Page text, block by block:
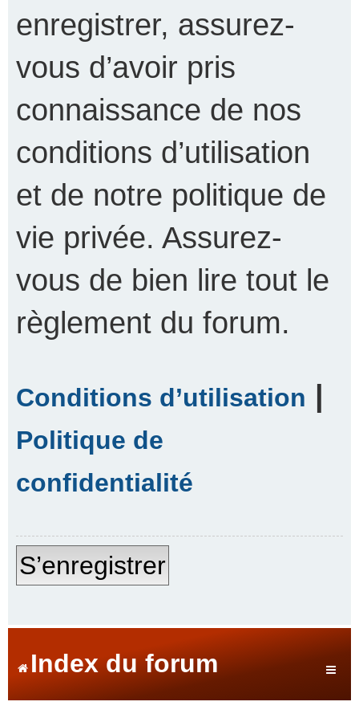
enregistrer, assurez-
vous d’avoir pris
connaissance de nos
conditions d’utilisation
et de notre politique de
vie privée. Assurez-
vous de bien lire tout le
règlement du forum.
Conditions d’utilisation |
Politique de
confidentialité
S’enregistrer
Index du forum